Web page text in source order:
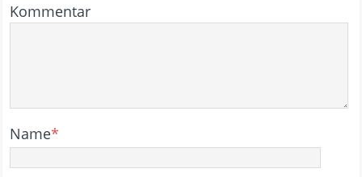
Kommentar
Name*